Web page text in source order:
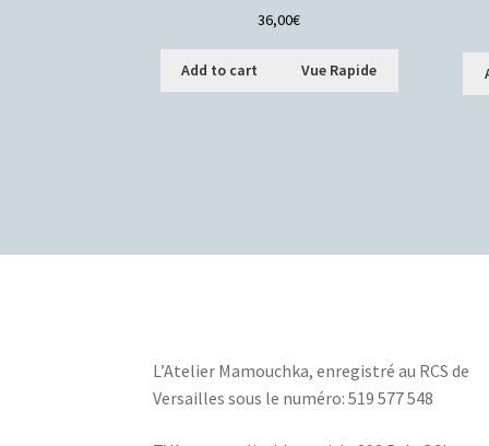
36,00€
Add to cart Vue Rapide
L’Atelier Mamouchka, enregistré au RCS de
Versailles sous le numéro: 519 577 548